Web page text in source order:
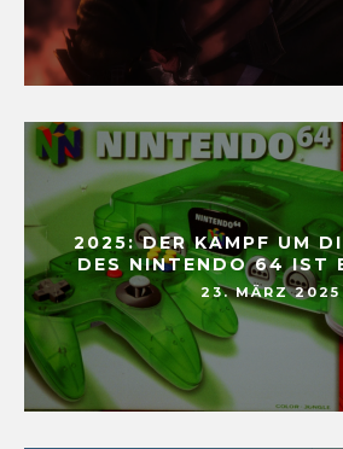
2025: DER KAMPF UM
DES NINTENDO 64 IST
23. MÄRZ 2025